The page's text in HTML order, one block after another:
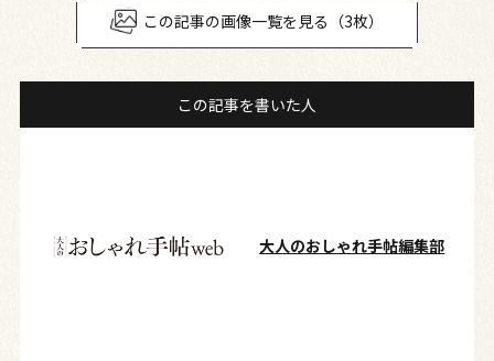
この記事の画像一覧を見る（3枚）
この記事を書いた人
大人のおしゃれ手帖編集部